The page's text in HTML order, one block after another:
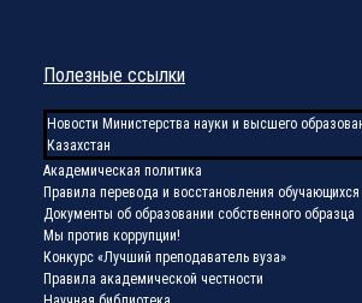
Полезные ссылки
Новости Министерства науки и высшего
Казахстан
Академическая политика
Правила перевода и восстановления обучающихся
Документы об образовании собственного образца
Мы против коррупции!
Конкурс «Лучший преподаватель вуза»
Правила академической честности